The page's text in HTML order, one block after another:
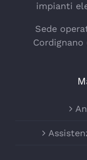
impianti
Sede
Cordignano